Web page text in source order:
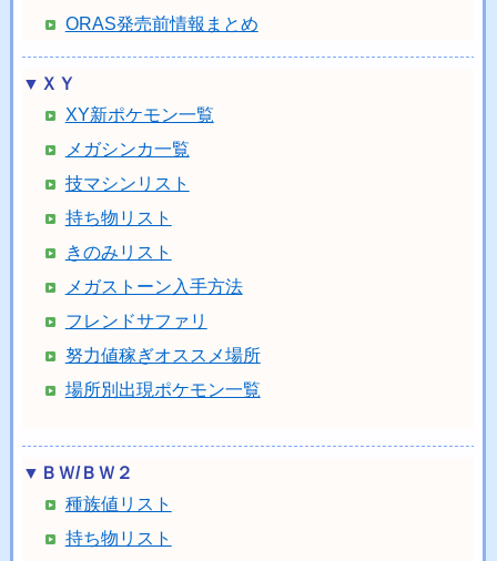
ORAS発売前情報まとめ
▼ＸＹ
XY新ポケモン一覧
メガシンカ一覧
技マシンリスト
持ち物リスト
きのみリスト
メガストーン入手方法
フレンドサファリ
努力値稼ぎオススメ場所
場所別出現ポケモン一覧
▼ＢＷ/ＢＷ２
種族値リスト
持ち物リスト